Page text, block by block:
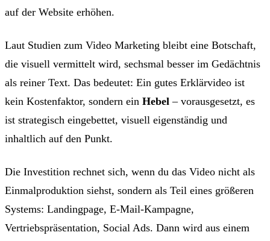
auf der Website erhöhen.
Laut Studien zum Video Marketing bleibt eine Botschaft,
die visuell vermittelt wird, sechsmal besser im Gedächtnis
als reiner Text. Das bedeutet: Ein gutes Erklärvideo ist
kein Kostenfaktor, sondern ein Hebel – vorausgesetzt, es
ist strategisch eingebettet, visuell eigenständig und
inhaltlich auf den Punkt.
Die Investition rechnet sich, wenn du das Video nicht als
Einmalproduktion siehst, sondern als Teil eines größeren
Systems: Landingpage, E-Mail-Kampagne,
Vertriebspräsentation, Social Ads. Dann wird aus einem